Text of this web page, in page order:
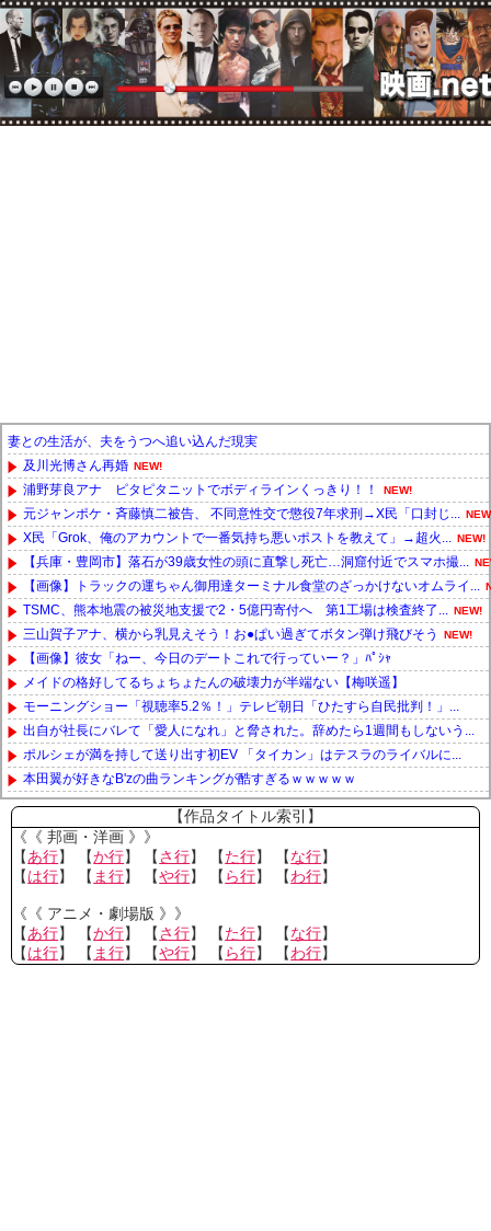
妻との生活が、夫をうつへ追い込んだ現実
及川光博さん再婚 NEW!
浦野芽良アナ ピタピタニットでボディラインくっきり！！ NEW!
元ジャンポケ・斉藤慎二被告、 不同意性交で懲役7年求刑→X民「口封じ...
X民「Grok、俺のアカウントで一番気持ち悪いポストを教えて」→超火... NEW!
【兵庫・豊岡市】落石が39歳女性の頭に直撃し死亡…洞窟付近でスマホ撮...
【画像】トラックの運ちゃん御用達ターミナル食堂のざっかけないオムライ...
TSMC、熊本地震の被災地支援で2・5億円寄付へ 第1工場は検査終了... NEW!
三山賀子アナ、横から乳見えそう！お●ぱい過ぎてボタン弾け飛びそう NEW!
【画像】彼女「ねー、今日のデートこれで行っていー？」ﾊﾟｼｬ
メイドの格好してるちょちょたんの破壊力が半端ない【梅咲遥】
モーニングショー「視聴率5.2％！」テレビ朝日「ひたすら自民批判！」...
出自が社長にバレて「愛人になれ」と脅された。辞めたら1週間もしないう...
ポルシェが満を持して送り出す初EV 「タイカン」はテスラのライバルに...
本田翼が好きなB'zの曲ランキングが酷すぎるｗｗｗｗｗ
Powered by livedoor 相互RSS
【作品タイトル索引】
《《 邦画・洋画 》》
【あ行】 【か行】 【さ行】 【た行】 【な行】
【は行】 【 ま行】 【や行】 【 ら行】 【わ行】
《《 アニメ・劇場版 》》
【あ行】 【か行】 【さ行】 【た行】 【な行】
【は行】 【 ま行】 【や行】 【 ら行】 【わ行】